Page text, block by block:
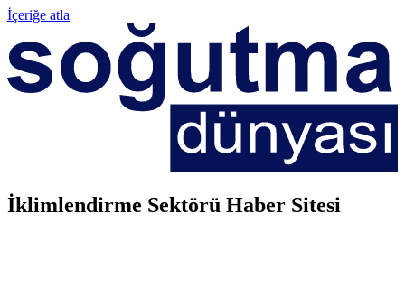
İçeriğe atla
İklimlendirme Sektörü Haber Sitesi